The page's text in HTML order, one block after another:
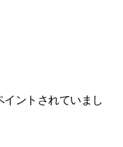
ントされていまし